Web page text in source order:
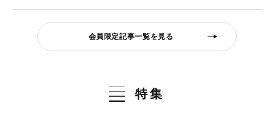
会員限定記事一覧を見る
特集